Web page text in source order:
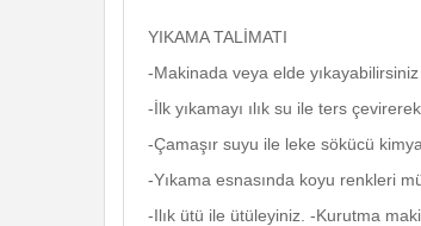
YIKAMA TALİMATI
-Makinada veya elde yıkayabilirsiniz
-İlk yıkamayı ılık su ile ters
-Çamaşır suyu ile leke sökücü
-Yıkama esnasında koyu renkleri
-Ilık ütü ile ütüleyiniz. -Kurutma